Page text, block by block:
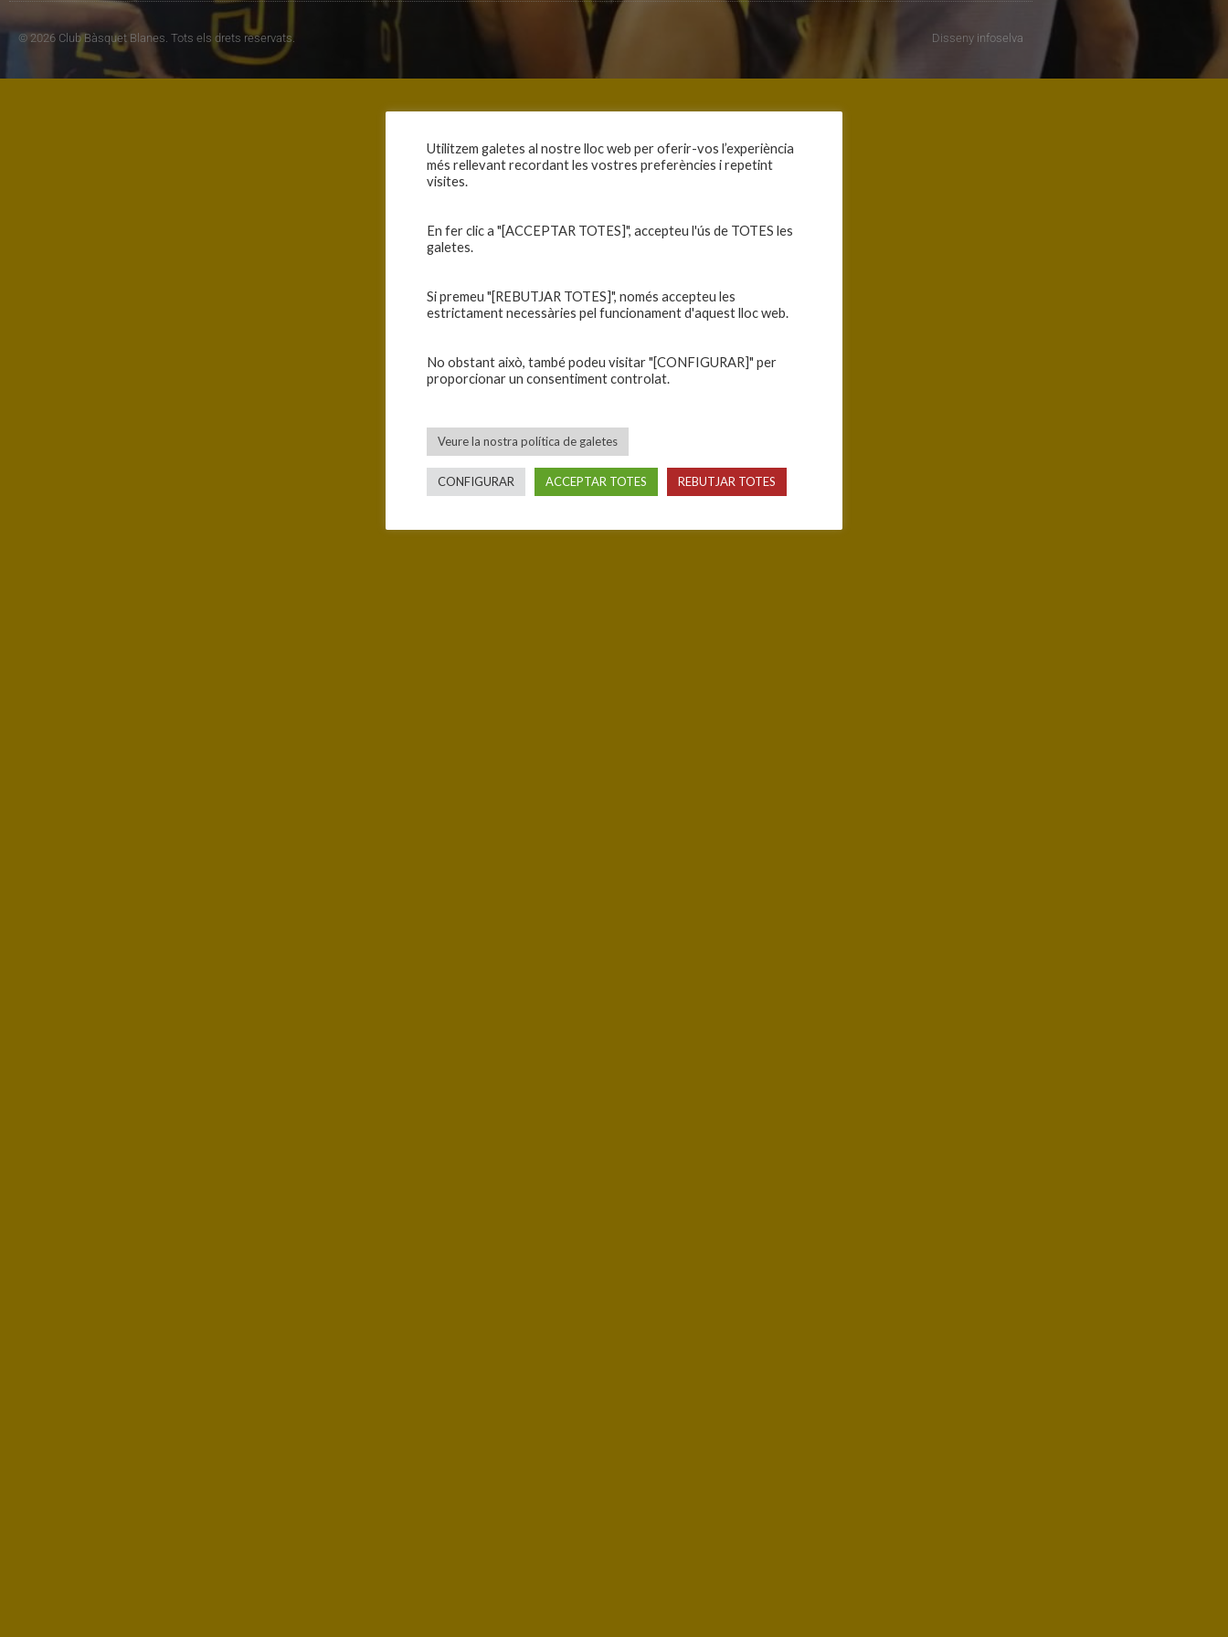
© 2026 Club Bàsquet Blanes. Tots els drets reservats. Disseny infoselva
Utilitzem galetes al nostre lloc web per oferir-vos l’experiència
més rellevant recordant les vostres preferències i repetint
visites.
En fer clic a "[ACCEPTAR TOTES]", accepteu l'ús de TOTES les
galetes.
Si premeu "[REBUTJAR TOTES]", només accepteu les
estrictament necessàries pel funcionament d'aquest lloc web.
No obstant això, també podeu visitar "[CONFIGURAR]" per
proporcionar un consentiment controlat.
Veure la nostra política de galetes
CONFIGURAR ACCEPTAR TOTES REBUTJAR TOTES